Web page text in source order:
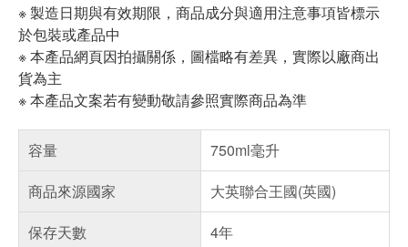
※ 製造日期與有效期限，商品成分與適用注意事項皆標示
於包裝或產品中
※ 本產品網頁因拍攝關係，圖檔略有差異，實際以廠商出
貨為主
※ 本產品文案若有變動敬請參照實際商品為準
容量
750ml毫升
商品來源國家
大英聯合王國(英國)
保存天數
4年